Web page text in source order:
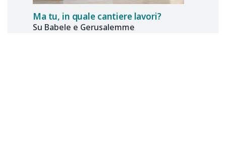
Ma tu, in quale cantiere lavori?
Su Babele e Gerusalemme